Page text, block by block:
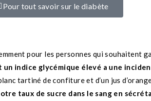
Pour tout savoir sur le diabète
pour les personnes qui souhaitent
un indice glycémique élevé a une
tartiné de confiture et d’un jus
taux de sucre dans le sang en